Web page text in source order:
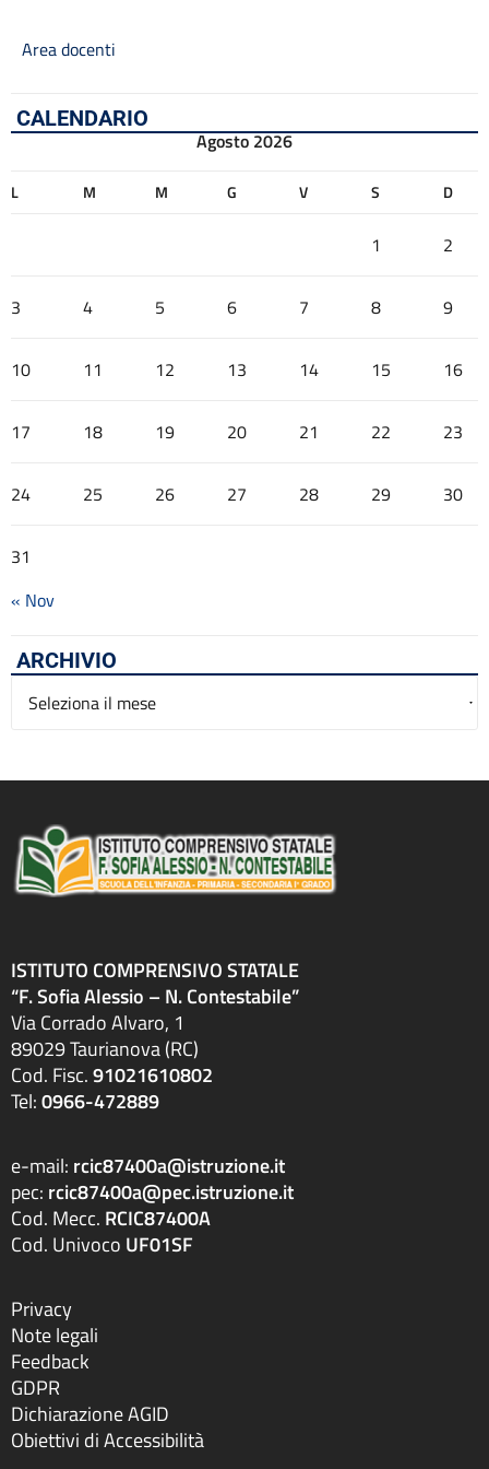
Area docenti
CALENDARIO
Agosto 2026
L M M G V S D
1 2
3 4 5 6 7 8 9
10 11 12 13 14 15 16
17 18 19 20 21 22 23
24 25 26 27 28 29 30
31
« Nov
ARCHIVIO
Archivio
ISTITUTO COMPRENSIVO STATALE
“F. Sofia Alessio – N. Contestabile”
Via Corrado Alvaro, 1
89029 Taurianova (RC)
Cod. Fisc.91021610802
Tel:0966-472889
e-mail: rcic87400a@istruzione.it
pec: rcic87400a@pec.istruzione.it
Cod. Mecc. RCIC87400A
Cod. Univoco UF01SF
Privacy
Note legali
Feedback
GDPR
Dichiarazione AGID
Obiettivi di Accessibilità